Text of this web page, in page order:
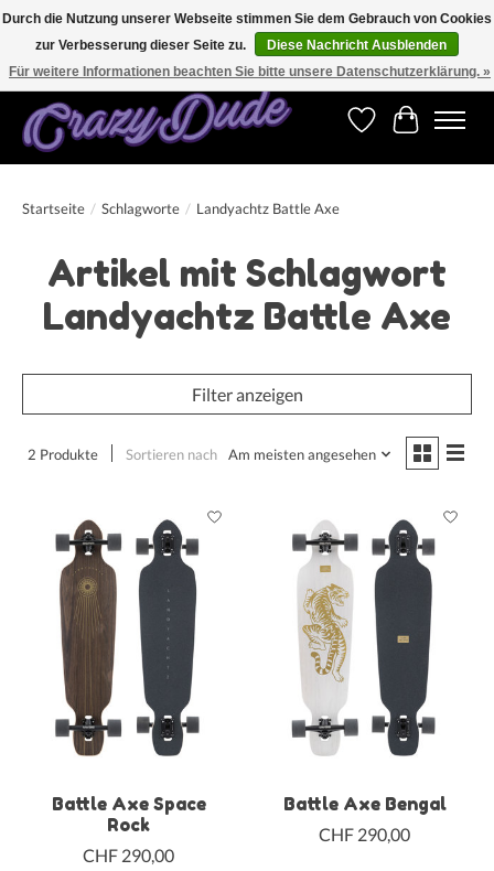
Versandkostenfrei bestellen ab CHF 200.00 in der Schweiz und ab EUR 250.00 in den
meisten Ländern weltweit.
Wunschzettel
Ihr
Startseite / Schlagworte / Landyachtz Battle Axe
Artikel mit Schlagwort
Landyachtz Battle Axe
Filter anzeigen
2 Produkte Sortieren nach Am meisten angesehen
Battle Axe Space
Rock
CHF 290,00
Battle Axe Bengal
CHF 290,00
Durch die Nutzung unserer Webseite stimmen Sie dem Gebrauch von Cookies
zur Verbesserung dieser Seite zu.
Diese Nachricht Ausblenden
Für weitere Informationen beachten Sie bitte unsere Datenschutzerklärung. »